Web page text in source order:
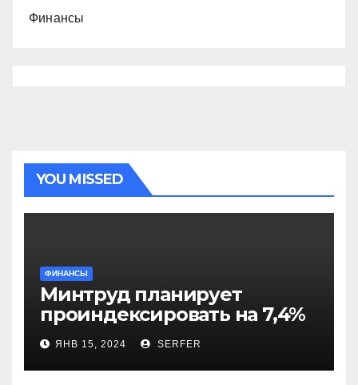
Финансы
YOU MISSED
ФИНАНСЫ
Минтруд планирует
проиндексировать на 7,4%
более 40 выплат и
компенсаций
ЯНВ 15, 2024 SERFER